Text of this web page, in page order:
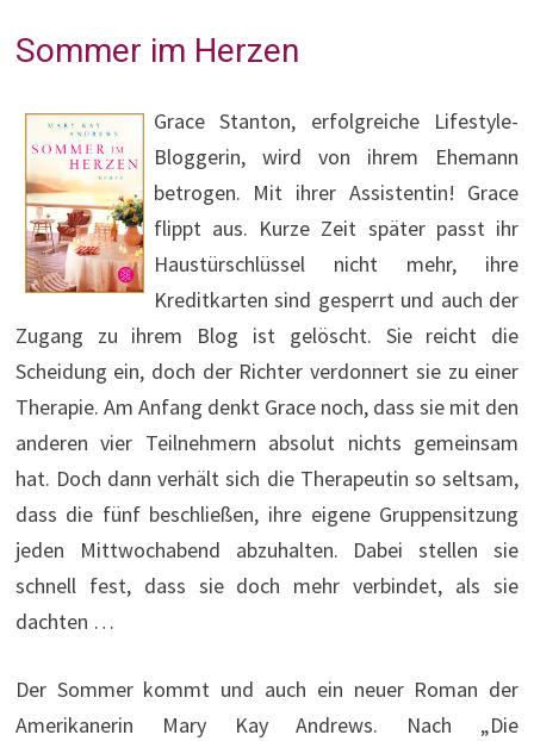
Sommer im Herzen
Grace Stanton, erfolgreiche Lifestyle-
Bloggerin, wird von ihrem Ehemann
betrogen. Mit ihrer Assistentin! Grace
flippt aus. Kurze Zeit später passt ihr
Haustürschlüssel nicht mehr, ihre
Kreditkarten sind gesperrt und auch der
Zugang zu ihrem Blog ist gelöscht. Sie reicht die
Scheidung ein, doch der Richter verdonnert sie zu einer
Therapie. Am Anfang denkt Grace noch, dass sie mit den
anderen vier Teilnehmern absolut nichts gemeinsam
hat. Doch dann verhält sich die Therapeutin so seltsam,
dass die fünf beschließen, ihre eigene Gruppensitzung
jeden Mittwochabend abzuhalten. Dabei stellen sie
schnell fest, dass sie doch mehr verbindet, als sie
dachten …
Der Sommer kommt und auch ein neuer Roman der
Amerikanerin Mary Kay Andrews. Nach „Die